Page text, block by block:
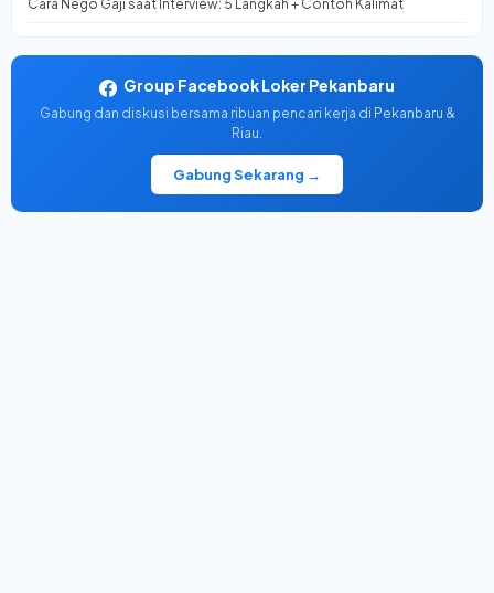
Cara Nego Gaji saat Interview: 5 Langkah + Contoh Kalimat
Group Facebook Loker Pekanbaru
Gabung dan diskusi bersama ribuan pencari kerja di Pekanbaru &
Riau.
Gabung Sekarang →